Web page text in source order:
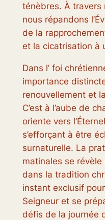
ténèbres. À travers
nous répandons
de la
et la cicatrisation à
Dans l’ foi
importance
renouvellement et
C’est à l’aube de
oriente vers
s’efforçant à être
surnaturelle. La
matinales se
dans la tradition
instant exclusif
Seigneur et se
défis de la journée